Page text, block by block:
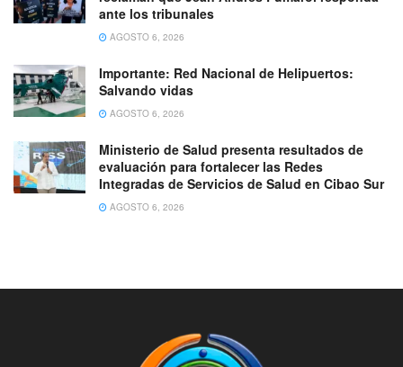
ante los tribunales
AGOSTO 6, 2026
Importante: Red Nacional de Helipuertos:
Salvando vidas
AGOSTO 6, 2026
Ministerio de Salud presenta resultados de
evaluación para fortalecer las Redes
Integradas de Servicios de Salud en Cibao Sur
AGOSTO 6, 2026